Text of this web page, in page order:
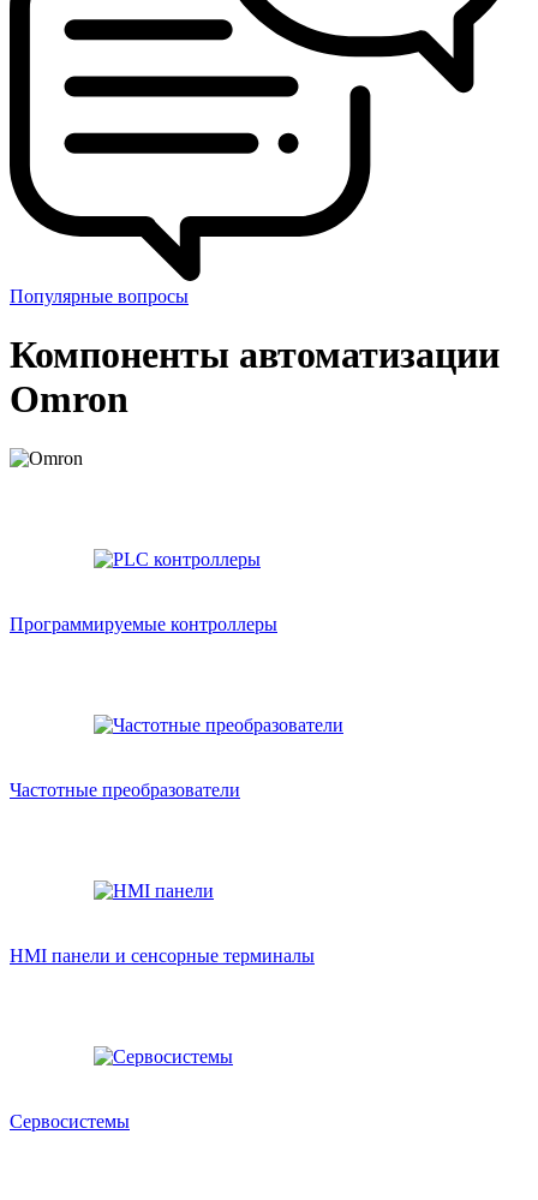
Популярные вопросы
Компоненты автоматизации
Omron
Программируемые контроллеры
Частотные преобразователи
HMI панели и сенсорные терминалы
Сервосистемы